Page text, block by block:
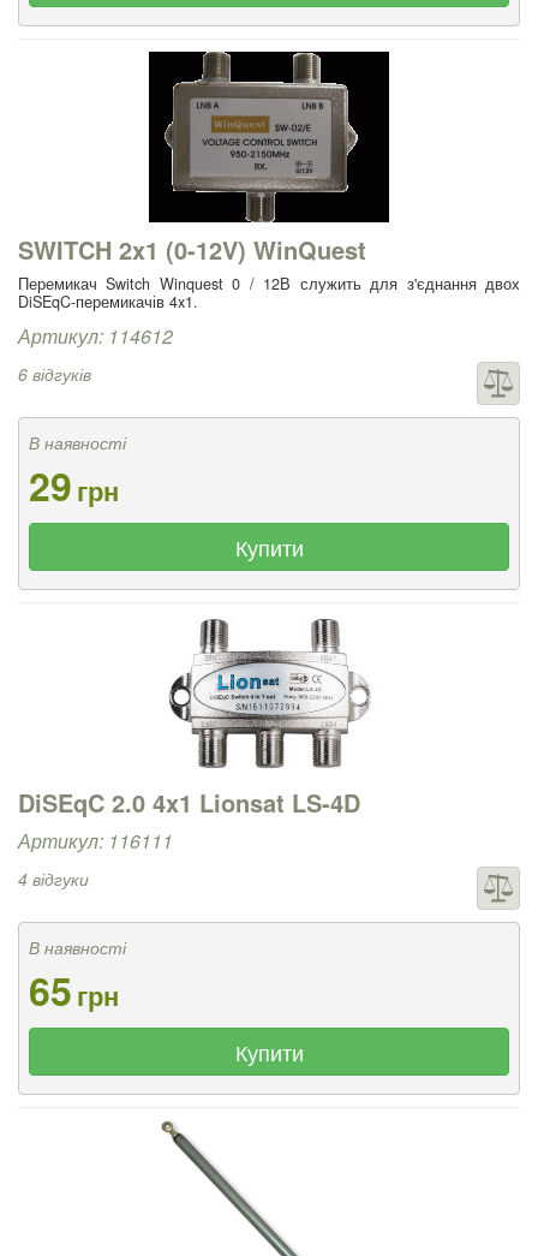
SWITCH 2x1 (0-12V) WinQuest
Перемикач Switch Winquest 0 / 12В служить для з'єднання двох
DiSEqC-перемикачів 4x1.
Артикул: 114612
6 відгуків
В наявності
29грн
Купити
DiSEqC 2.0 4x1 Lionsat LS-4D
Артикул: 116111
4 відгуки
В наявності
65грн
Купити